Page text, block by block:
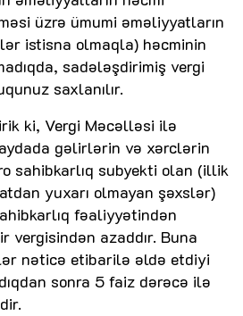
üzrə ümumi əməliyyatların
istisna olmaqla) həcminin
sadələşdirimiş vergi
saxlanılır.
ki, Vergi Məcəlləsi ilə
gəlirlərin və xərclərin
sahibkarlıq subyekti olan (illik
yuxarı olmayan şəxslər)
fəaliyyətindən
azaddır. Buna
nəticə etibarilə əldə etdiyi
sonra 5 faiz dərəcə ilə